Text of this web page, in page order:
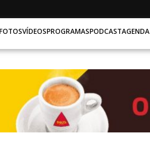
FOTOSVÍDEOSPROGRAMASPODCASTAGENDA